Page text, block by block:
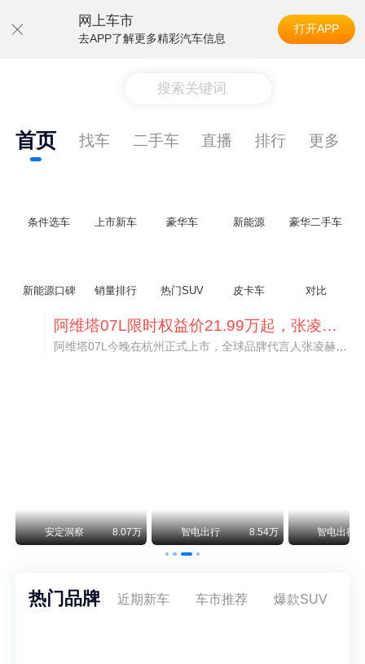
网上车市
去APP了解更多精彩汽车信息
打开APP
搜索关键词
首页 找车 二手车 直播 排行 更多
条件选车 上市新车 豪华车 新能源 豪华二手车
新能源口碑 销量排行 热门SUV 皮卡车 对比
阿维塔07L限时权益价21.99万起，张凌赫成首位车主
阿维塔07L今晚在杭州正式上市，全球品牌代言人张凌赫现场提车，成为这台车的第一位主人。三个版本：Elite纯电版22.99万，Max+后驱纯电版24.99万，Ultra三电机四驱版27.99万。
安定洞察 8.07万 智电出行 8.54万 智电出行
热门品牌 近期新车 车市推荐 爆款SUV